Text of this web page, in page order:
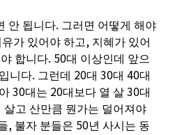
안 됩니다. 그러면 어떻게 해야
가 있어야 하고, 지혜가 있어
합니다. 50대 이상인데 앞으
니다. 그런데 20대 30대 40대
30대는 20대보다 열 살 30대
살고 산만큼 뭔가는 덜어져야
, 불자 분들은 50년 사시는 동